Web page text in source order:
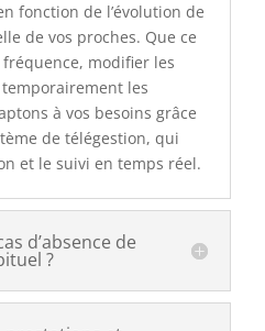
fonction de l’évolution de
de vos proches. Que ce
modifier les
les
à vos besoins grâce
de télégestion, qui
et le suivi en temps réel.
d’absence de
?